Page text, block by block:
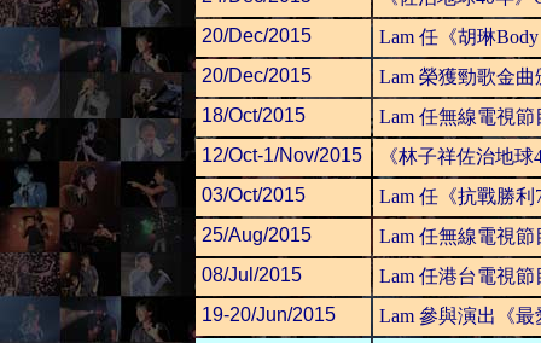
20/Dec/2015
Lam 任《胡琳
20/Dec/2015
Lam 榮獲勁歌金
18/Oct/2015
Lam 任無線電視節
12/Oct-1/Nov/2015
《林子祥佐治地
03/Oct/2015
Lam 任《抗戰勝
25/Aug/2015
Lam 任無線電視
08/Jul/2015
Lam 任港台電視
19-20/Jun/2015
Lam 參與演出《